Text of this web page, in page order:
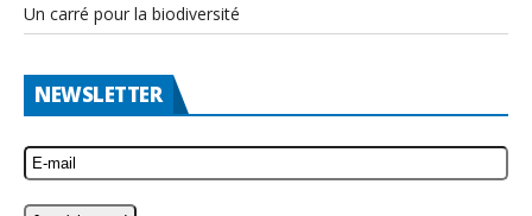
Un carré pour la biodiversité
NEWSLETTER